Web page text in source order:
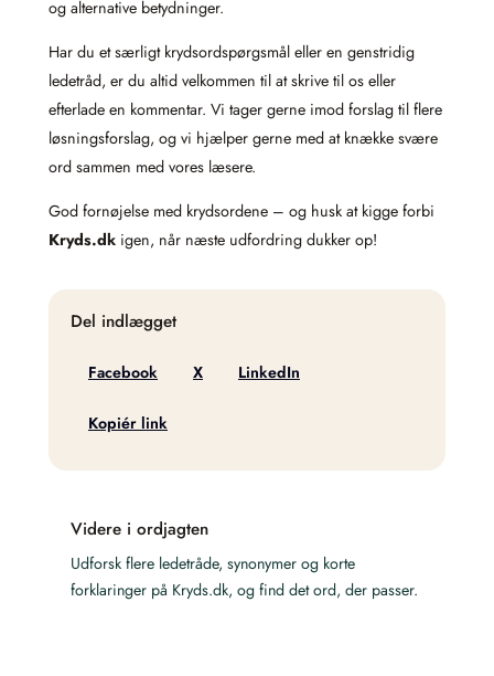
og alternative betydninger.
Har du et særligt krydsordspørgsmål eller en genstridig
ledetråd, er du altid velkommen til at skrive til os eller
efterlade en kommentar. Vi tager gerne imod forslag til flere
løsningsforslag, og vi hjælper gerne med at knække svære
ord sammen med vores læsere.
God fornøjelse med krydsordene – og husk at kigge forbi
Kryds.dk igen, når næste udfordring dukker op!
Del indlægget
Facebook X LinkedIn
Kopiér link
Videre i ordjagten
Udforsk flere ledetråde, synonymer og korte
forklaringer på Kryds.dk, og find det ord, der passer.